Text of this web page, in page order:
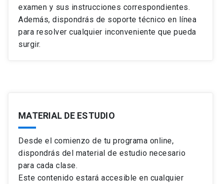
examen y sus instrucciones correspondientes.
Además, dispondrás de soporte técnico en línea
para resolver cualquier inconveniente que pueda
surgir.
MATERIAL DE ESTUDIO
Desde el comienzo de tu programa online,
dispondrás del material de estudio necesario
para cada clase.
Este contenido estará accesible en cualquier